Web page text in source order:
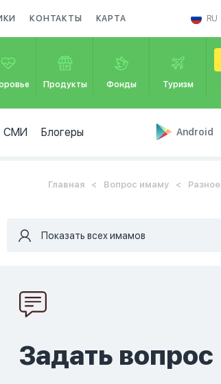
КОНТАКТЫ КАРТА RU
Продукты Фонды Туризм
СМИ Блогеры Android
Главная Вопрос имаму Разное
Показать всех имамов
Задать вопрос